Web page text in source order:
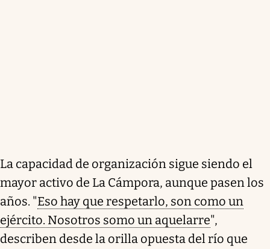
La capacidad de organización sigue siendo el
mayor activo de La Cámpora, aunque pasen los
años. "Eso hay que respetarlo, son como un
ejército. Nosotros somo un aquelarre",
describen desde la orilla opuesta del río que